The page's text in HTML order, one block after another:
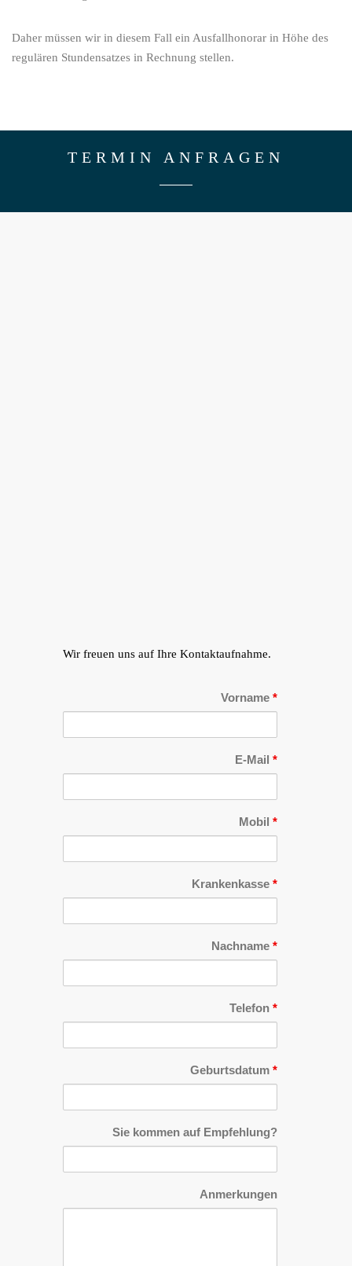
Daher müssen wir in diesem Fall ein Ausfallhonorar in Höhe des
regulären Stundensatzes in Rechnung stellen.
TERMIN ANFRAGEN
Wir freuen uns auf Ihre Kontaktaufnahme.
Vorname *
E-Mail *
Mobil *
Krankenkasse *
Nachname *
Telefon *
Geburtsdatum *
Sie kommen auf Empfehlung?
Anmerkungen